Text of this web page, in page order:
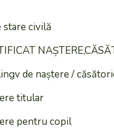
stare civilă
de naștere /
titular
pentru copil